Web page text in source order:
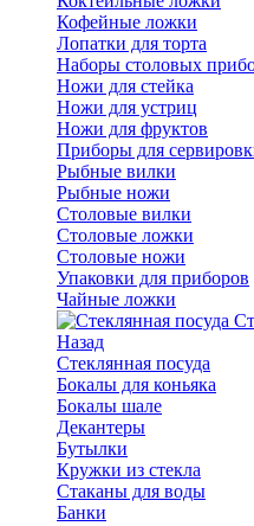
Кофейные ложки
Лопатки для торта
Наборы столовых
Ножи для стейка
Ножи для устриц
Ножи для фруктов
Приборы для
Рыбные вилки
Рыбные ножи
Столовые вилки
Столовые ложки
Столовые ножи
Упаковки для приборов
Чайные ложки
Назад
Стеклянная посуда
Бокалы для коньяка
Бокалы шале
Декантеры
Бутылки
Кружки из стекла
Стаканы для воды
Банки